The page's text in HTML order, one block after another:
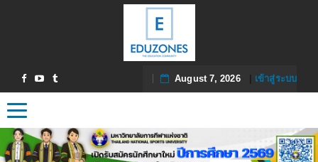
August 7, 2026| เข้าสู่ระบบ
Toggle navigation